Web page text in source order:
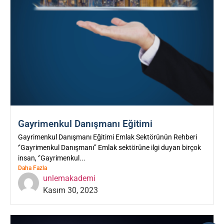
Gayrimenkul Danışmanı Eğitimi
Gayrimenkul Danışmanı Eğitimi Emlak Sektörünün Rehberi
‘’Gayrimenkul Danışmanı’’ Emlak sektörüne ilgi duyan birçok
insan, ‘’Gayrimenkul...
Daha Fazla
unlemakademi
Kasım 30, 2023